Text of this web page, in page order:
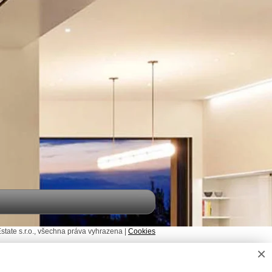
s.r.o., všechna práva vyhrazena | Cookies
×